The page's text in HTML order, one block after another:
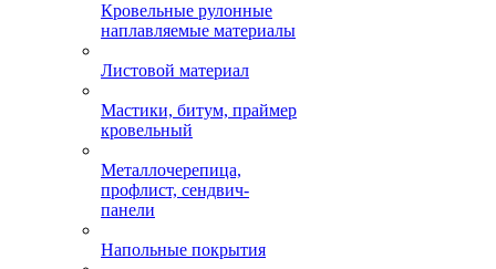
Кровельные рулонные
наплавляемые материалы
Листовой материал
Мастики, битум, праймер
кровельный
Металлочерепица,
профлист, сендвич-
панели
Напольные покрытия